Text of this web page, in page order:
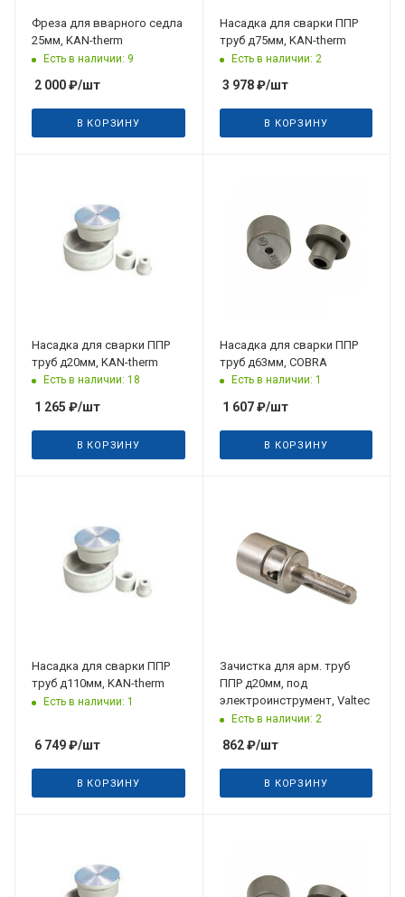
Фреза для вварного седла
25мм, KAN-therm
Есть в наличии: 9
2 000₽/шт
В КОРЗИНУ
Насадка для сварки ППР
труб д75мм, KAN-therm
Есть в наличии: 2
3 978₽/шт
В КОРЗИНУ
Насадка для сварки ППР
труб д20мм, KAN-therm
Есть в наличии: 18
1 265 ₽/шт
В КОРЗИНУ
Насадка для сварки ППР
труб д63мм, COBRA
Есть в наличии: 1
1 607₽/шт
В КОРЗИНУ
Насадка для сварки ППР
труб д110мм, KAN-therm
Есть в наличии: 1
6 749₽/шт
В КОРЗИНУ
Зачистка для арм. труб
ППР д20мм, под
электроинструмент, Valtec
Есть в наличии: 2
862₽/шт
В КОРЗИНУ
31.08.2026